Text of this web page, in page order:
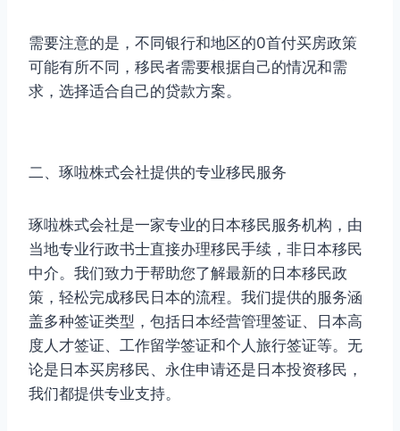
需要注意的是，不同银行和地区的0首付买房政策
可能有所不同，移民者需要根据自己的情况和需
求，选择适合自己的贷款方案。
二、琢啦株式会社提供的专业移民服务
琢啦株式会社是一家专业的日本移民服务机构，由
当地专业行政书士直接办理移民手续，非日本移民
中介。我们致力于帮助您了解最新的日本移民政
策，轻松完成移民日本的流程。我们提供的服务涵
盖多种签证类型，包括日本经营管理签证、日本高
度人才签证、工作留学签证和个人旅行签证等。无
论是日本买房移民、永住申请还是日本投资移民，
我们都提供专业支持。